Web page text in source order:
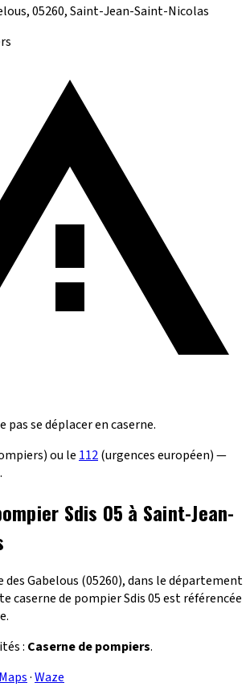
05260, Saint-Jean-Saint-Nicolas
pas se déplacer en caserne.
ou le 112(urgences européen) —
Sdis 05 à Saint-Jean-
des Gabelous (05260), dans le département
caserne de pompier Sdis 05 est référencée
: Caserne de pompiers.
·Waze